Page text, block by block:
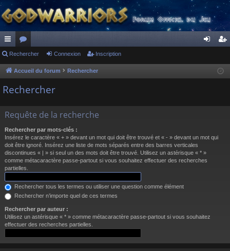
ac
co
ur
s
or
u
m
cri
Rechercher Connexion Inscription
Accueil du forum Rechercher
Rechercher
Requête de la recherche
Rechercher par mots-clés :
Insérez le caractère « + » devant un mot qui doit être trouvé et « - » devant un mot qui
doit être ignoré. Insérez une liste de mots séparés entre des barres verticales
discontinues « | » si seul un des mots doit être trouvé. Utilisez un astérisque « * »
comme métacaractère passe-partout si vous souhaitez effectuer des recherches
partielles.
Rechercher tous les termes ou utiliser une question comme élément
Rechercher n’importe quel de ces termes
Rechercher par auteur :
Utilisez un astérisque « * » comme métacaractère passe-partout si vous souhaitez
effectuer des recherches partielles.